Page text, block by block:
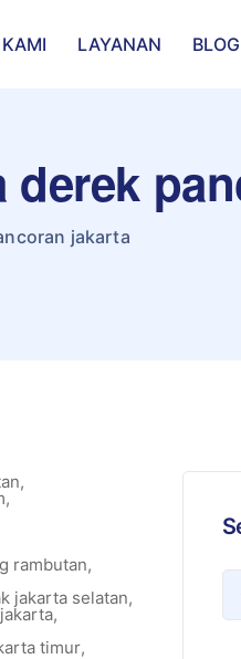
LAYANAN BLOG
jakarta
,
,
rambutan,
jakarta selatan,
,
timur,